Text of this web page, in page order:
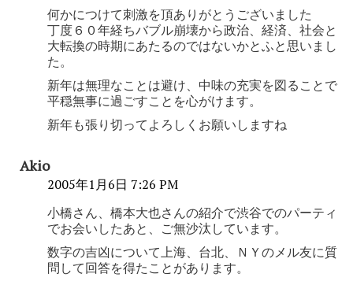
何かにつけて刺激を頂ありがとうございました
丁度６０年経ちバブル崩壊から政治、経済、社会と
大転換の時期にあたるのではないかとふと思いまし
た。
新年は無理なことは避け、中味の充実を図ることで
平穏無事に過ごすことを心がけます。
新年も張り切ってよろしくお願いしますね
Akio
2005年1月6日 7:26 PM
小橋さん、橋本大也さんの紹介で渋谷でのパーティ
でお会いしたあと、ご無沙汰しています。
数字の吉凶について上海、台北、ＮＹのメル友に質
問して回答を得たことがあります。